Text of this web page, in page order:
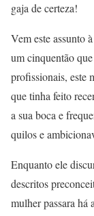
gaja de certeza!
Vem este assunto
um cinquentão
profissionais, este
que tinha feito
a sua boca e
quilos e
Enquanto ele
descritos
mulher passara há